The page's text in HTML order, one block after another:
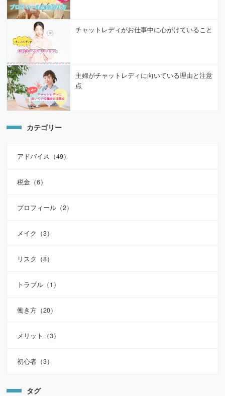
チャットレディがお仕事中に心がけていること
主婦がチャットレディに向いている理由と注意
点
カテゴリー
アドバイス（49）
税金（6）
プロフィール（2）
メイク（3）
リスク（8）
トラブル（1）
働き方（20）
メリット（3）
初心者（3）
タグ